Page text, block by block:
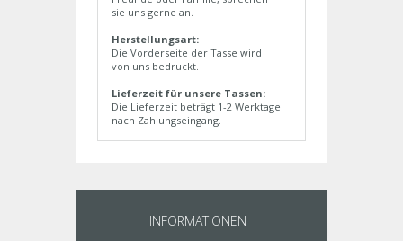
sie uns gerne an.
Herstellungsart:
Die Vorderseite der Tasse wird
von uns bedruckt.
Lieferzeit für unsere Tassen:
Die Lieferzeit beträgt 1-2 Werktage
nach Zahlungseingang.
INFORMATIONEN